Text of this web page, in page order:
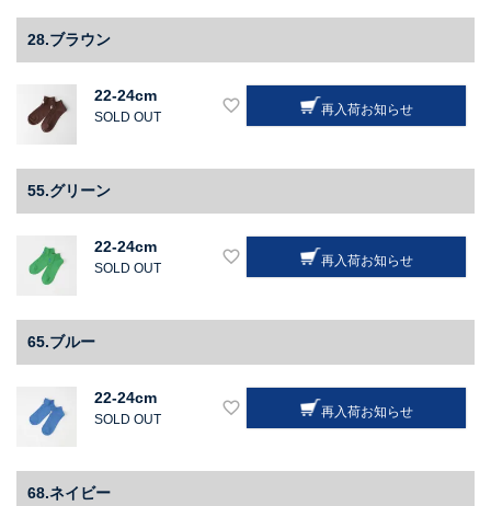
28.ブラウン
22-24cm
SOLD OUT 再入荷お知らせ
55.グリーン
22-24cm
SOLD OUT 再入荷お知らせ
65.ブルー
22-24cm
SOLD OUT 再入荷お知らせ
68.ネイビー